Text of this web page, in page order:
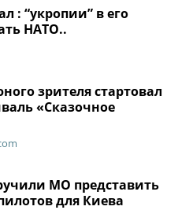
: “укропии” в его
НАТО..
зрителя стартовал
«Сказочное
МО представить
для Киева